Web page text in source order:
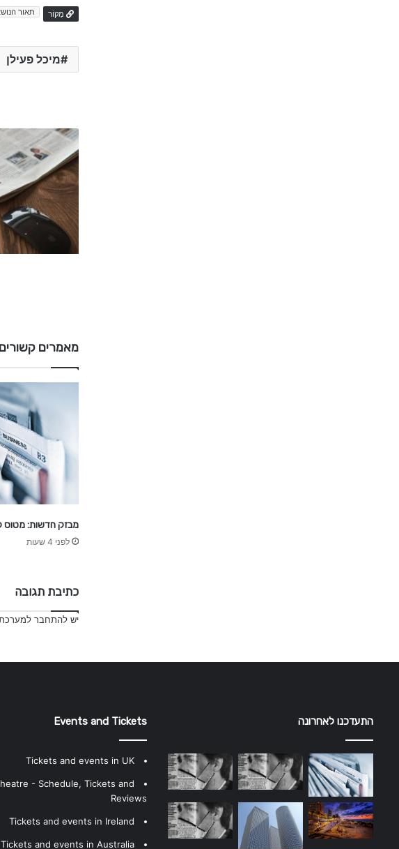
מָקוֹר תאור
מיכל פעילן
ג
ל
ו
ב
-
כ
ת
מאמרים קשורים
מבזק חדשות: מטוס
לפני 4 שעות
כתיבת תגובה
ישלהתחבר
התעדכנו לאחרונה Events and Tickets
Tickets and events in UK
- Schedule, Tickets and
Reviews
Tickets and events in Ireland
Tickets and events in Australia